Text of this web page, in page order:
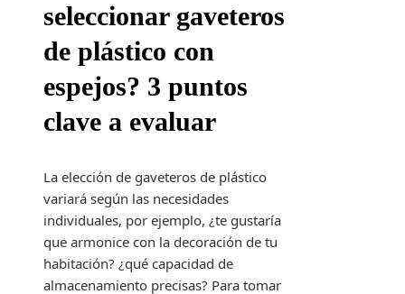
seleccionar gaveteros
de plástico con
espejos? 3 puntos
clave a evaluar
La elección de gaveteros de plástico
variará según las necesidades
individuales, por ejemplo, ¿te gustaría
que armonice con la decoración de tu
habitación? ¿qué capacidad de
almacenamiento precisas? Para tomar